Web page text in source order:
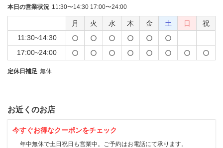
本日の営業状況 11:30〜14:30 17:00〜24:00
月 火 水 木 金 土 日
祝
11:30~14:30
17:00~24:00
定休日補足 無休
お近くのお店
今すぐお得なクーポンをチェック
年中無休で土日祝日も営業中。ご予約はお電話にて承ります。